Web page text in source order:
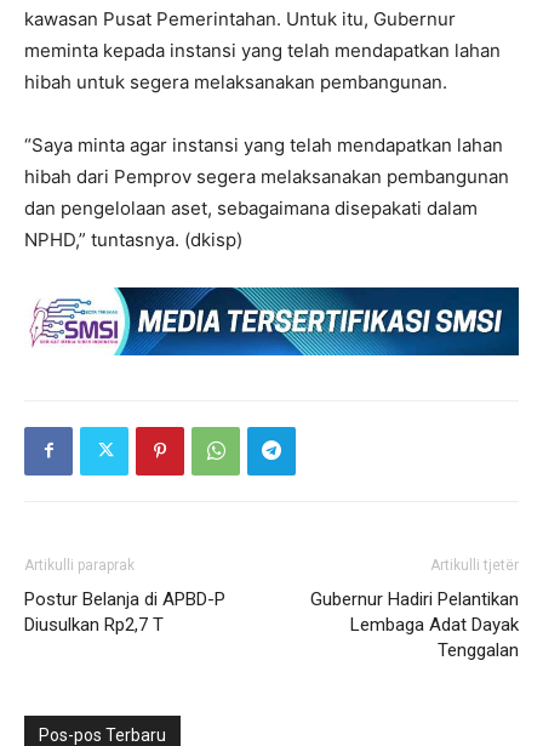
kawasan Pusat Pemerintahan. Untuk itu, Gubernur
meminta kepada instansi yang telah mendapatkan lahan
hibah untuk segera melaksanakan pembangunan.
“Saya minta agar instansi yang telah mendapatkan lahan
hibah dari Pemprov segera melaksanakan pembangunan
dan pengelolaan aset, sebagaimana disepakati dalam
NPHD,” tuntasnya. (dkisp)
Artikulli paraprak
Postur Belanja di APBD-P
Diusulkan Rp2,7 T
Artikulli tjetër
Gubernur Hadiri Pelantikan
Lembaga Adat Dayak
Tenggalan
Pos-pos Terbaru